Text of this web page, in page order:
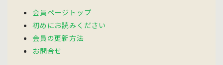
会員ページトップ
初めにお読みください
会員の更新方法
お問合せ